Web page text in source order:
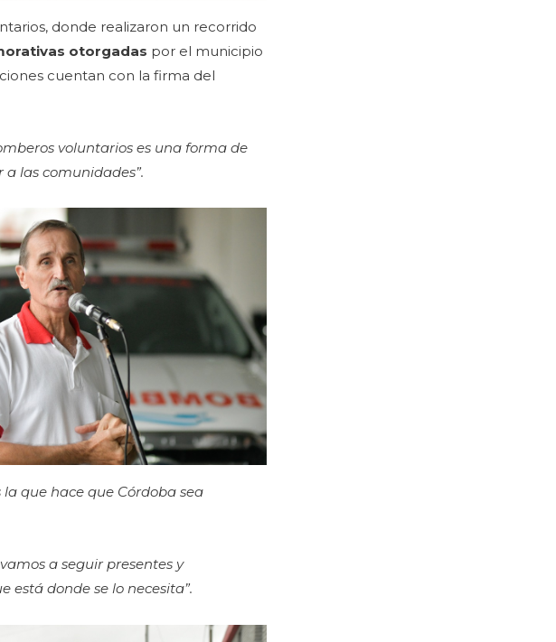
donde realizaron un recorrido
otorgadas por el municipio
cuentan con la firma del
voluntarios es una forma de
las comunidades”.
la que hace que Córdoba sea
a seguir presentes y
está donde se lo necesita”.